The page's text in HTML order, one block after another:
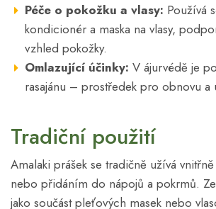
Péče o pokožku a vlasy: Používá
kondicionér a maska na vlasy,
vzhled pokožky.
Omlazující účinky: V ájurvédě je
rasajánu – prostředek pro obnovu a
Tradiční použití
Amalaki prášek se tradičně užívá
nebo přidáním do nápojů a pokrmů.
jako součást pleťových masek nebo